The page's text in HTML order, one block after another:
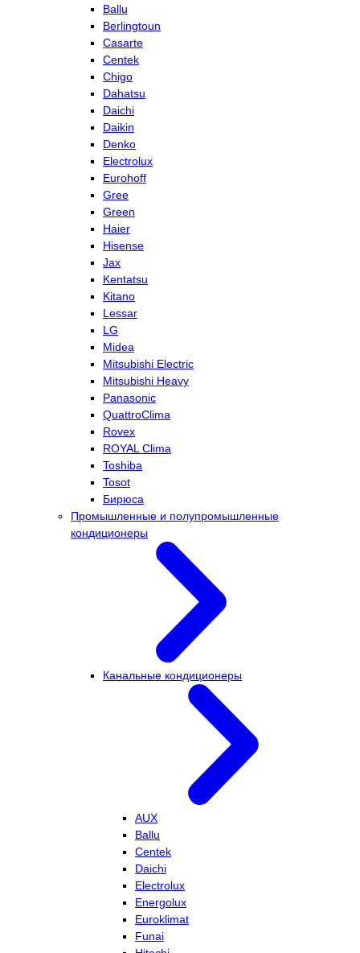
Ballu
Berlingtoun
Casarte
Centek
Chigo
Dahatsu
Daichi
Daikin
Denko
Electrolux
Eurohoff
Gree
Green
Haier
Hisense
Jax
Kentatsu
Kitano
Lessar
LG
Midea
Mitsubishi Electric
Mitsubishi Heavy
Panasonic
QuattroClima
Rovex
ROYAL Clima
Toshiba
Tosot
Бирюса
Промышленные и полупромышленные
кондиционеры
Канальные кондиционеры
AUX
Ballu
Centek
Daichi
Electrolux
Energolux
Euroklimat
Funai